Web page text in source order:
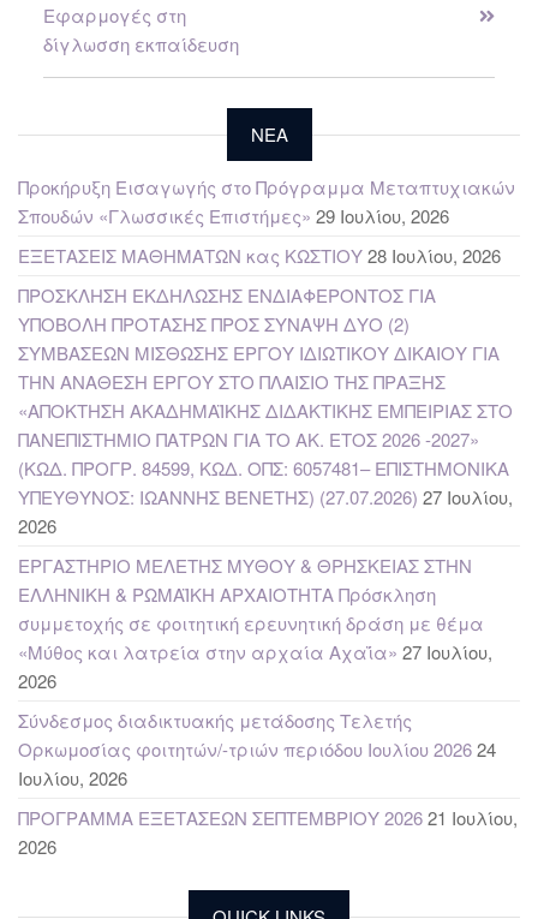
Εφαρμογές στη
δίγλωσση εκπαίδευση
NEA
Προκήρυξη Εισαγωγής στο Πρόγραμμα Μεταπτυχιακών
Σπουδών «Γλωσσικές Επιστήμες» 29 Ιουλίου, 2026
ΕΞΕΤΑΣΕΙΣ ΜΑΘΗΜΑΤΩΝ κας ΚΩΣΤΙΟΥ28 Ιουλίου, 2026
ΠΡΟΣΚΛΗΣΗ ΕΚΔΗΛΩΣΗΣ ΕΝΔΙΑΦΕΡΟΝΤΟΣ ΓΙΑ
ΥΠΟΒΟΛΗ ΠΡΟΤΑΣΗΣ ΠΡΟΣ ΣΥΝΑΨΗ ΔΥΟ (2)
ΣΥΜΒΑΣΕΩΝ ΜΙΣΘΩΣΗΣ ΕΡΓΟΥ ΙΔΙΩΤΙΚΟΥ ΔΙΚΑΙΟΥ ΓΙΑ
ΤΗΝ ΑΝΑΘΕΣΗ ΕΡΓΟΥ ΣΤΟ ΠΛΑΙΣΙΟ ΤΗΣ ΠΡΑΞΗΣ
«ΑΠΟΚΤΗΣΗ ΑΚΑΔΗΜΑΪΚΗΣ ΔΙΔΑΚΤΙΚΗΣ ΕΜΠΕΙΡΙΑΣ ΣΤΟ
ΠΑΝΕΠΙΣΤΗΜΙΟ ΠΑΤΡΩΝ ΓΙΑ ΤΟ ΑΚ. ΕΤΟΣ 2026 -2027»
(ΚΩΔ. ΠΡΟΓΡ. 84599, ΚΩΔ. ΟΠΣ: 6057481– ΕΠΙΣΤΗΜΟΝΙΚΑ
ΥΠΕΥΘΥΝΟΣ: ΙΩΑΝΝΗΣ ΒΕΝΕΤΗΣ) (27.07.2026) 27 Ιουλίου,
2026
ΕΡΓΑΣΤΗΡΙΟ ΜΕΛΕΤΗΣ ΜΥΘΟΥ & ΘΡΗΣΚΕΙΑΣ ΣΤΗΝ
ΕΛΛΗΝΙΚΗ & ΡΩΜΑΪΚΗ ΑΡΧΑΙΟΤΗΤΑ Πρόσκληση
συμμετοχής σε φοιτητική ερευνητική δράση με θέμα
«Μύθος και λατρεία στην αρχαία Αχαΐα» 27 Ιουλίου,
2026
Σύνδεσμος διαδικτυακής μετάδοσης Τελετής
Ορκωμοσίας φοιτητών/-τριών περιόδου Ιουλίου 202624
Ιουλίου, 2026
ΠΡΟΓΡΑΜΜΑ ΕΞΕΤΑΣΕΩΝ ΣΕΠΤΕΜΒΡΙΟΥ 202621 Ιουλίου,
2026